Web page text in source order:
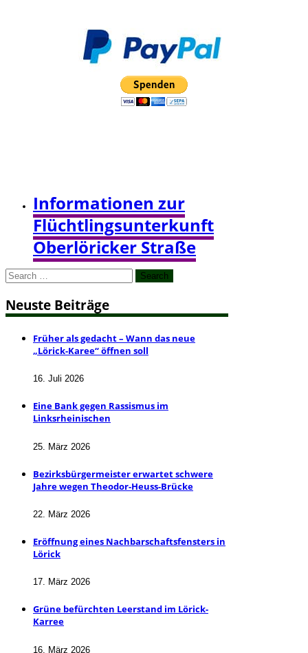
Informationen zur
Flüchtlingsunterkunft
Oberlöricker Straße
Search
Neuste Beiträge
Früher als gedacht – Wann das neue
„Lörick-Karee“ öffnen soll
16. Juli 2026
Eine Bank gegen Rassismus im
Linksrheinischen
25. März 2026
Bezirksbürgermeister erwartet schwere
Jahre wegen Theodor-Heuss-Brücke
22. März 2026
Eröffnung eines Nachbarschaftsfensters in
Lörick
17. März 2026
Grüne befürchten Leerstand im Lörick-
Karree
16. März 2026